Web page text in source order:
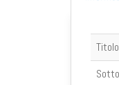
Titolo